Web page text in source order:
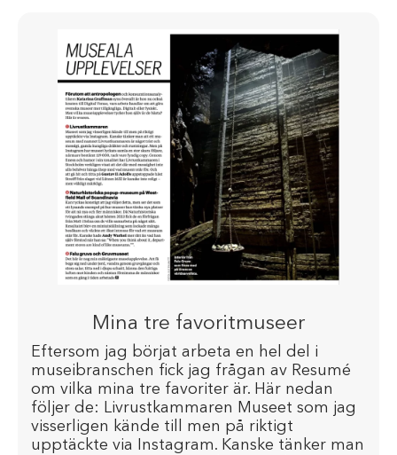
Mina tre favoritmuseer
Eftersom jag börjat arbeta en hel del i
museibranschen fick jag frågan av Resumé
om vilka mina tre favoriter är. Här nedan
följer de: Livrustkammaren Museet som jag
visserligen kände till men på riktigt
upptäckte via Instagram. Kanske tänker man